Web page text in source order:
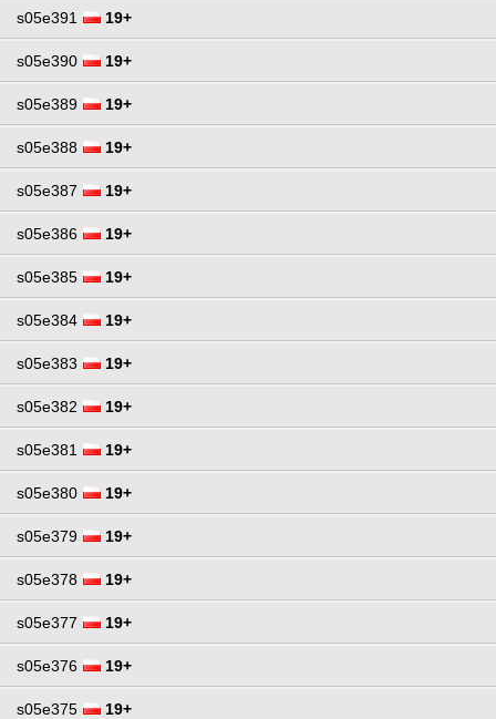
s05e391 19+
s05e390 19+
s05e389 19+
s05e388 19+
s05e387 19+
s05e386 19+
s05e385 19+
s05e384 19+
s05e383 19+
s05e382 19+
s05e381 19+
s05e380 19+
s05e379 19+
s05e378 19+
s05e377 19+
s05e376 19+
s05e375 19+